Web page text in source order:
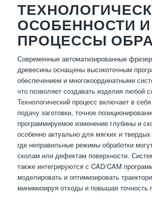
ОСОБЕННОСТИ И
ПРОЦЕССЫ
Современные автоматизированные
древесины оснащены высокоточным
обеспечением и многокоординатными
что позволяет создавать изделия любой
Технологический процесс включает в
подачу заготовки, точное
программируемое изменение глубины и
особенно актуально для мягких и
где неправильные режимы обработки
сколам или дефектам поверхности.
также интегрируются с CAD/CAM
моделировать и оптимизировать
минимизируя отходы и повышая точность